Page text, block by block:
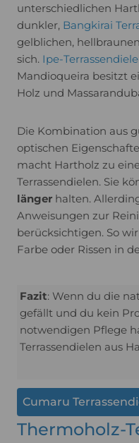
unterschiedlichen
dunkler, Bangkirai
gelblichen,
sich. Ipe-
Mandioqueira besitzt
Holz und
Die Kombination aus
optischen
macht Hartholz zu
Terrassendielen. Sie
länger halten.
Anweisungen zur
berücksichtigen. So
Farbe oder Rissen in
Fazit: Wenn du die
gefällt und du kein
notwendigen Pflege
Terrassendielen aus
Cumaru
Thermoholz-